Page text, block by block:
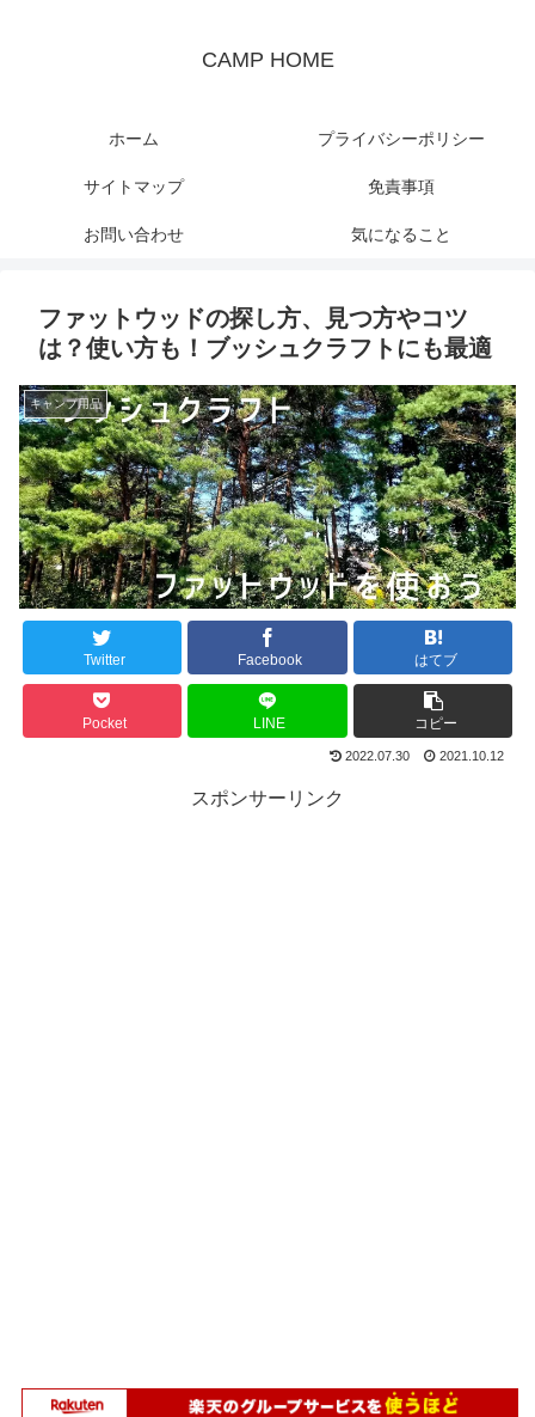
CAMP HOME
ホーム プライバシーポリシー
サイトマップ 免責事項
お問い合わせ 気になること
ファットウッドの探し方、見つ方やコツ
は？使い方も！ブッシュクラフトにも最適
キャンプ用品
Twitter Facebook はてブ
Pocket LINE コピー
2022.07.30 2021.10.12
スポンサーリンク